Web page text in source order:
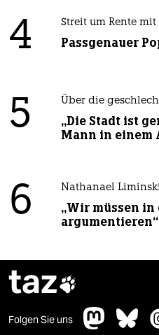
4 Streit um Rente mit
Passgenauer
5 Über die
„Die Stadt ist
Mann in einem
6 Nathanael
„Wir müssen in
argumentieren“
taz
Folgen Sie uns